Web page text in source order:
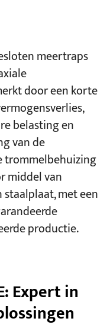
meertraps
door een korte
belasting en
van de
trommelbehuizing
middel van
met een
productie.
Expert in